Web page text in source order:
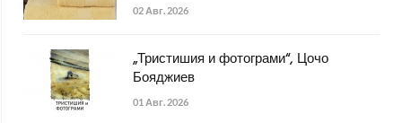
02 Авг. 2026
„Тристишия и фотограми“, Цочо
Бояджиев
01 Авг. 2026